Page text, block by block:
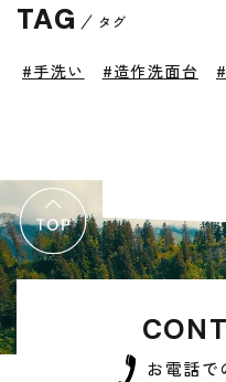
TAG タグ
#手洗い #造作洗面台
お電話で